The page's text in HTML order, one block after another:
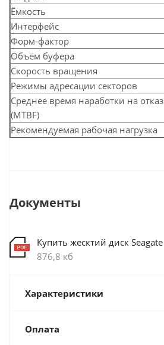
Ёмкость
Интерфейс
Форм-фактор
Объём буфера
Скорость вращения
Режимы адресации секторов
Среднее время наработки на отказ
(MTBF)
Рекомендуемая рабочая нагрузка
Документы
Купить жесктий диск Seagate
876,8 кб
Характеристики
Оплата